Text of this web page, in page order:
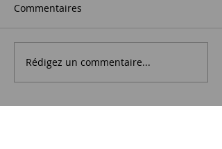
Commentaires
Rédigez un commentaire...